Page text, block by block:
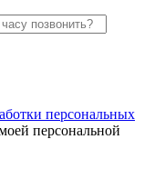
персональных
персональной